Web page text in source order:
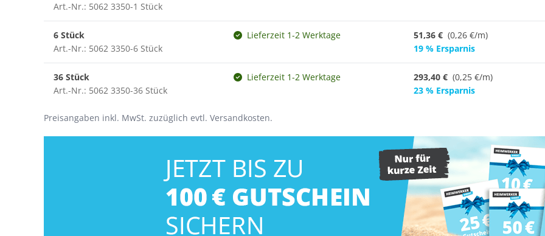
Art.-Nr.: 5062 3350-1 Stück
6 Stück
Art.-Nr.: 5062 3350-6 Stück
Lieferzeit 1-2 Werktage 51,36 € (0,26 €/m)
19 % Ersparnis
36 Stück
Art.-Nr.: 5062 3350-36 Stück
Lieferzeit 1-2 Werktage 293,40 € (0,25 €/m)
23 % Ersparnis
Preisangaben inkl. MwSt. zuzüglich evtl. Versandkosten.